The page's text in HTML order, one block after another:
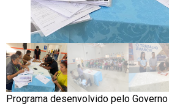
Programa desenvolvido pelo